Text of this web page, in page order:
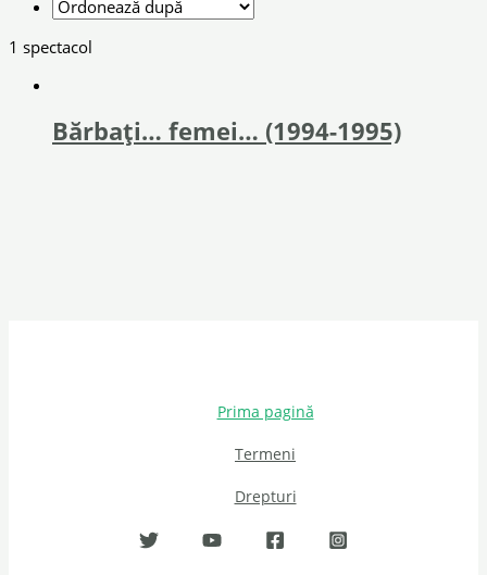
1 spectacol
Bărbați… femei… (1994-1995)
Prima pagină
Termeni
Drepturi